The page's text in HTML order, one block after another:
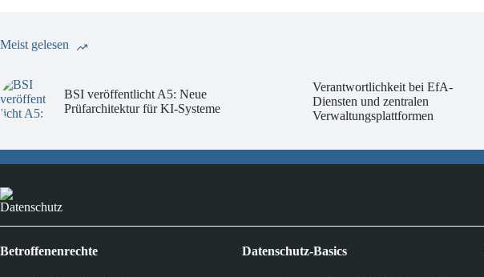
Meist gelesen
BSI veröffentlicht A5: Neue
Prüfarchitektur für KI-Systeme
Verantwortlichkeit bei EfA-
Diensten und zentralen
Verwaltungsplattformen
Datenschutz
Betroffenenrechte Datenschutz-Basics